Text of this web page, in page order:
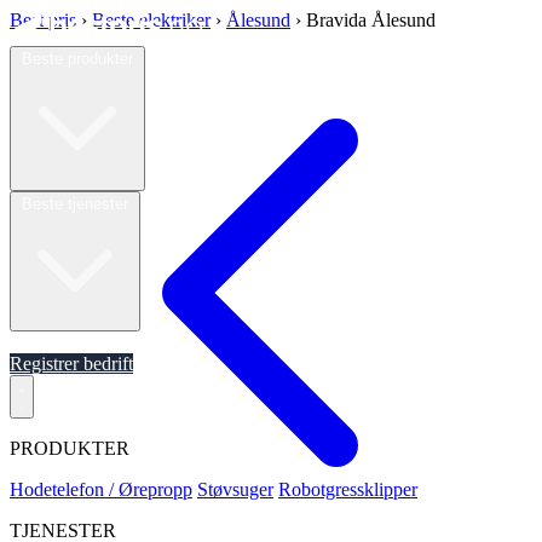
Registrer bedrift
PRODUKTER
Hodetelefon / Ørepropp Støvsuger Robotgressklipper
TJENESTER
Best pris › Beste elektriker › Ålesund › Bravida Ålesund